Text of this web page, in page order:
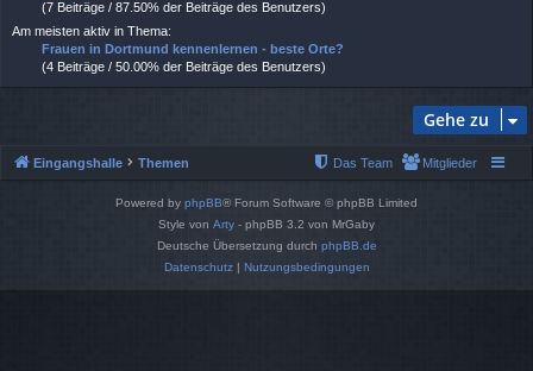
(7 Beiträge / 87.50% der Beiträge des Benutzers)
Am meisten aktiv in Thema:
Frauen in Dortmund kennenlernen - beste Orte?
(4 Beiträge / 50.00% der Beiträge des Benutzers)
Gehe zu
Eingangshalle Themen Mitglieder
Das Team
Powered by phpBB® Forum Software © phpBB Limited
Style von Arty - phpBB 3.2 von MrGaby
Deutsche Übersetzung durch phpBB.de
Datenschutz| Nutzungsbedingungen